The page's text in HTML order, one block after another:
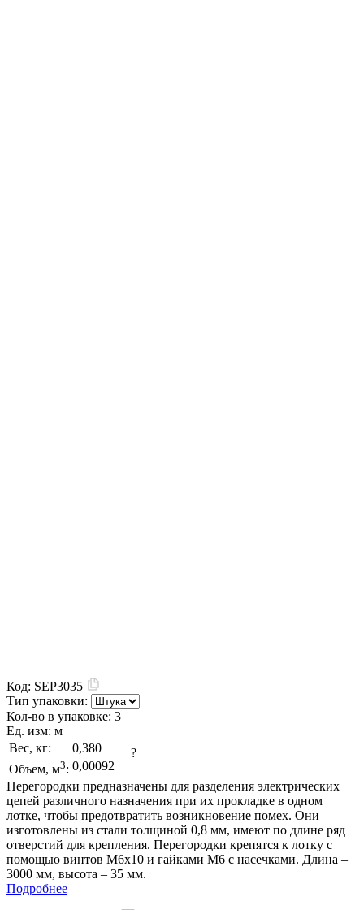
Код: SEP3035
Тип упаковки:
Кол-во в упаковке: 3
Ед. изм: м
Вес, кг:
0,380
Объем, м3: 0,00092
?
Перегородки предназначены для разделения электрических
цепей различного назначения при их прокладке в одном
лотке, чтобы предотвратить возникновение помех. Они
изготовлены из стали толщиной 0,8 мм, имеют по длине ряд
отверстий для крепления. Перегородки крепятся к лотку с
помощью винтов М6х10 и гайками М6 с насечками. Длина –
3000 мм, высота – 35 мм.
Подробнее